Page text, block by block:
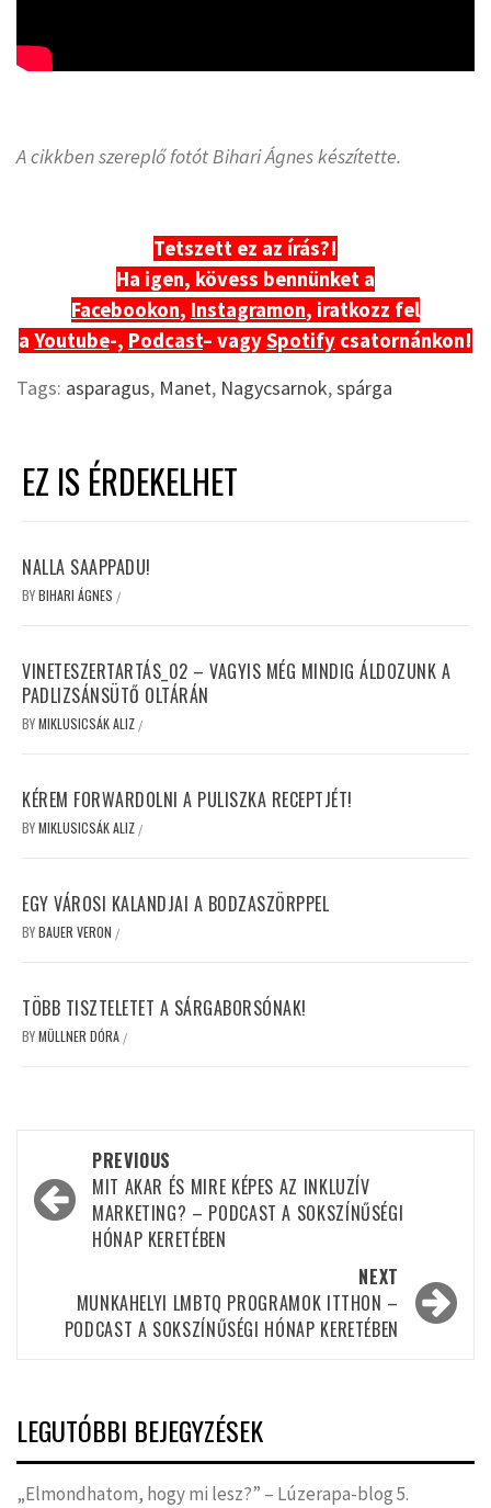
A cikkben szereplő fotót Bihari Ágnes készítette.
Tetszett ez az írás?!
Ha igen, kövess bennünket a
Facebookon, Instagramon, iratkozz fel
a Youtube-, Podcast– vagySpotify csatornánkon!
Tags: asparagus, Manet, Nagycsarnok,spárga
EZ IS ÉRDEKELHET
NALLA SAAPPADU!
BYBIHARI ÁGNES /
VINETESZERTARTÁS_02 – VAGYIS MÉG MINDIG ÁLDOZUNK A
PADLIZSÁNSÜTŐ OLTÁRÁN
BYMIKLUSICSÁK ALIZ /
KÉREM FORWARDOLNI A PULISZKA RECEPTJÉT!
BYMIKLUSICSÁK ALIZ /
EGY VÁROSI KALANDJAI A BODZASZÖRPPEL
BYBAUER VERON /
TÖBB TISZTELETET A SÁRGABORSÓNAK!
BYMÜLLNER DÓRA /
navigation
PREVIOUS
MIT AKAR ÉS MIRE KÉPES AZ INKLUZÍV
MARKETING? – PODCAST A SOKSZÍNŰSÉGI
HÓNAP KERETÉBEN
NEXT
MUNKAHELYI LMBTQ PROGRAMOK ITTHON –
PODCAST A SOKSZÍNŰSÉGI HÓNAP KERETÉBEN
LEGUTÓBBI BEJEGYZÉSEK
„Elmondhatom, hogy mi lesz?” – Lúzerapa-blog 5.